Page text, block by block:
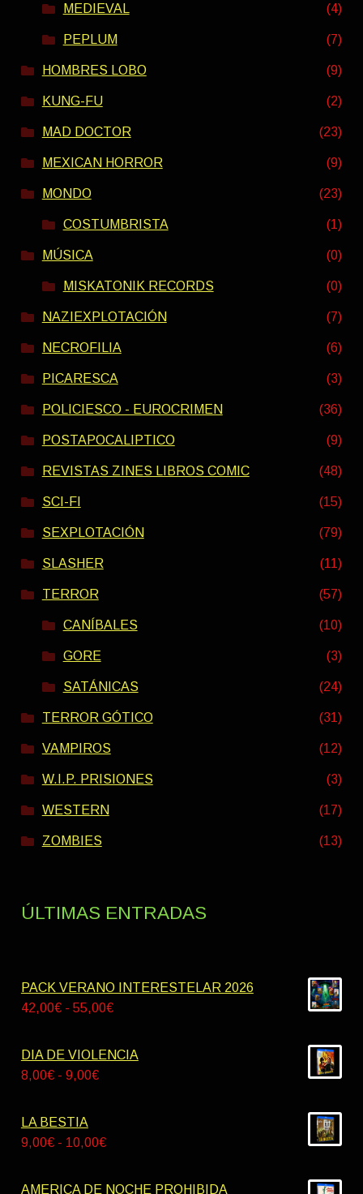
MEDIEVAL (4)
PEPLUM (7)
HOMBRES LOBO (9)
KUNG-FU (2)
MAD DOCTOR (23)
MEXICAN HORROR (9)
MONDO (23)
COSTUMBRISTA (1)
MÚSICA (0)
MISKATONIK RECORDS (0)
NAZIEXPLOTACIÓN (7)
NECROFILIA (6)
PICARESCA (3)
POLICIESCO - EUROCRIMEN (36)
POSTAPOCALIPTICO (9)
REVISTAS ZINES LIBROS COMIC (48)
SCI-FI (15)
SEXPLOTACIÓN (79)
SLASHER (11)
TERROR (57)
CANÍBALES (10)
GORE (3)
SATÁNICAS (24)
TERROR GÓTICO (31)
VAMPIROS (12)
W.I.P. PRISIONES (3)
WESTERN (17)
ZOMBIES (13)
ÚLTIMAS ENTRADAS
PACK VERANO INTERESTELAR 2026
42,00€ - 55,00€Rango
precios:
DIA DE VIOLENCIA
8,00€ - 9,00€Rango
desde
LA BESTIA
9,00€ - 10,00€Rango
precios:
AMERICA DE NOCHE PROHIBIDA